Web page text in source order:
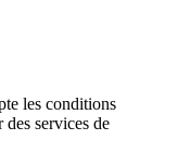
les conditions
services de